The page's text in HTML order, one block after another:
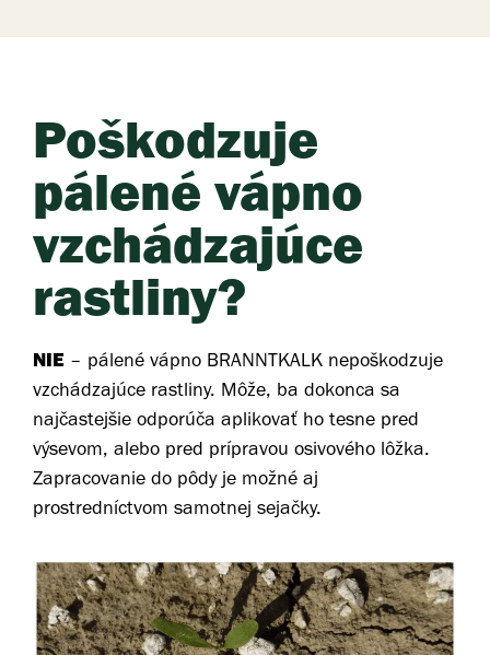
Poškodzuje
pálené vápno
vzchádzajúce
rastliny?
NIE – pálené vápno BRANNTKALK nepoškodzuje
vzchádzajúce rastliny. Môže, ba dokonca sa
najčastejšie odporúča aplikovať ho tesne pred
výsevom, alebo pred prípravou osivového lôžka.
Zapracovanie do pôdy je možné aj
prostredníctvom samotnej sejačky.